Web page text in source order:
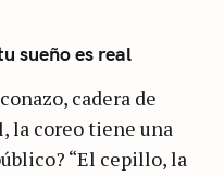
sueño es real
cadera de
la coreo tiene una
“El cepillo, la